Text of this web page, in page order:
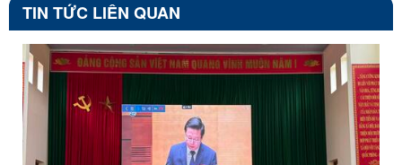
TIN TỨC LIÊN QUAN